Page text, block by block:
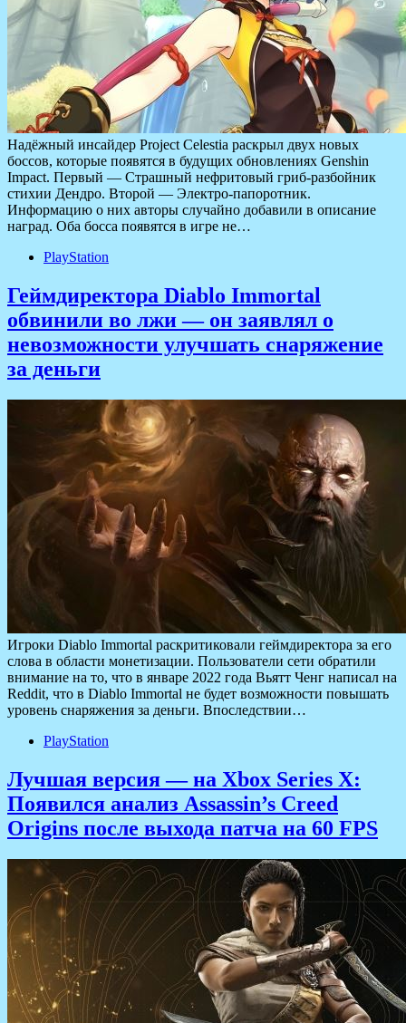
Надёжный инсайдер Project Celestia раскрыл двух новых
боссов, которые появятся в будущих обновлениях Genshin
Impact. Первый — Страшный нефритовый гриб-разбойник
стихии Дендро. Второй — Электро-папоротник.
Информацию о них авторы случайно добавили в описание
наград. Оба босса появятся в игре не…
PlayStation
Геймдиректора Diablo Immortal
обвинили во лжи — он заявлял о
невозможности улучшать снаряжение
за деньги
Игроки Diablo Immortal раскритиковали геймдиректора за его
слова в области монетизации. Пользователи сети обратили
внимание на то, что в январе 2022 года Вьятт Ченг написал на
Reddit, что в Diablo Immortal не будет возможности повышать
уровень снаряжения за деньги. Впоследствии…
PlayStation
Лучшая версия — на Xbox Series X:
Появился анализ Assassin’s Creed
Origins после выхода патча на 60 FPS